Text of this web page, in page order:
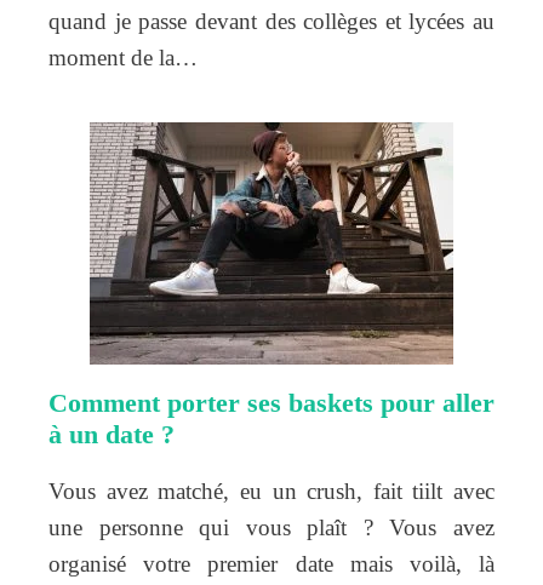
quand je passe devant des collèges et lycées au
moment de la…
Comment porter ses baskets pour aller
à un date ?
Vous avez matché, eu un crush, fait tiilt avec
une personne qui vous plaît ? Vous avez
organisé votre premier date mais voilà, là